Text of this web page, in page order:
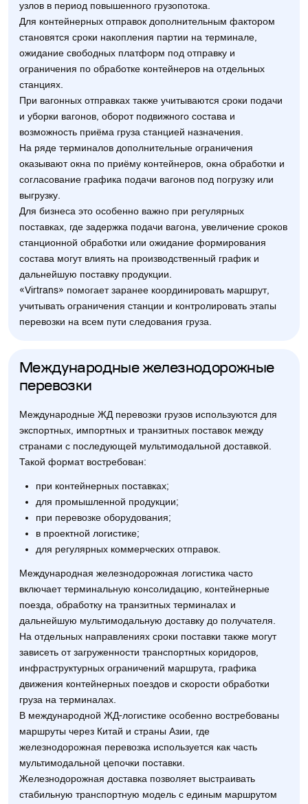
узлов в период повышенного грузопотока.
Для контейнерных отправок дополнительным фактором
становятся сроки накопления партии на терминале,
ожидание свободных платформ под отправку и
ограничения по обработке контейнеров на отдельных
станциях.
При вагонных отправках также учитываются сроки подачи
и уборки вагонов, оборот подвижного состава и
возможность приёма груза станцией назначения.
На ряде терминалов дополнительные ограничения
оказывают окна по приёму контейнеров, окна обработки и
согласование графика подачи вагонов под погрузку или
выгрузку.
Для бизнеса это особенно важно при регулярных
поставках, где задержка подачи вагона, увеличение сроков
станционной обработки или ожидание формирования
состава могут влиять на производственный график и
дальнейшую поставку продукции.
«Virtrans» помогает заранее координировать маршрут,
учитывать ограничения станции и контролировать этапы
перевозки на всем пути следования груза.
Международные железнодорожные
перевозки
Международные ЖД перевозки грузов используются для
экспортных, импортных и транзитных поставок между
странами с последующей мультимодальной доставкой.
Такой формат востребован:
при контейнерных поставках;
для промышленной продукции;
при перевозке оборудования;
в проектной логистике;
для регулярных коммерческих отправок.
Международная железнодорожная логистика часто
включает терминальную консолидацию, контейнерные
поезда, обработку на транзитных терминалах и
дальнейшую мультимодальную доставку до получателя.
На отдельных направлениях сроки поставки также могут
зависеть от загруженности транспортных коридоров,
инфраструктурных ограничений маршрута, графика
движения контейнерных поездов и скорости обработки
груза на терминалах.
В международной ЖД-логистике особенно востребованы
маршруты через Китай и страны Азии, где
железнодорожная перевозка используется как часть
мультимодальной цепочки поставки.
Железнодорожная доставка позволяет выстраивать
стабильную транспортную модель с единым маршрутом